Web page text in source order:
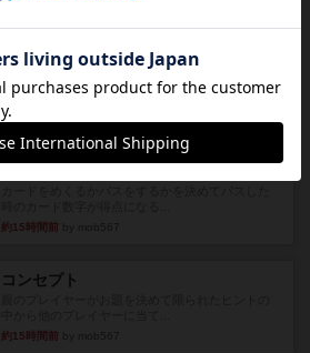
ファイアー・ブルズ / 火牛陣
火牛を引き連れて敵を殲滅させる。縦か斜めで前2
列まで攻撃できるが、自分...
約15時間前
約15時間前
コンセプト
約15時間前